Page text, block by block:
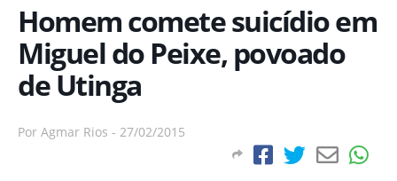
Homem comete suicídio em
Miguel do Peixe, povoado
de Utinga
Por Agmar Rios - 27/02/2015